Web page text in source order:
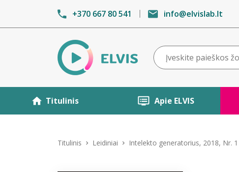
+370 667 80 541 info@elvislab.lt
Titulinis Apie ELVIS
Titulinis Leidiniai Intelekto generatorius, 2018, Nr. 1